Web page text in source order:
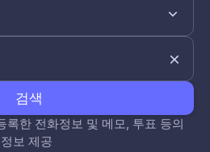
검색
록한 전화정보 및 메모, 투표 등의
보 제공